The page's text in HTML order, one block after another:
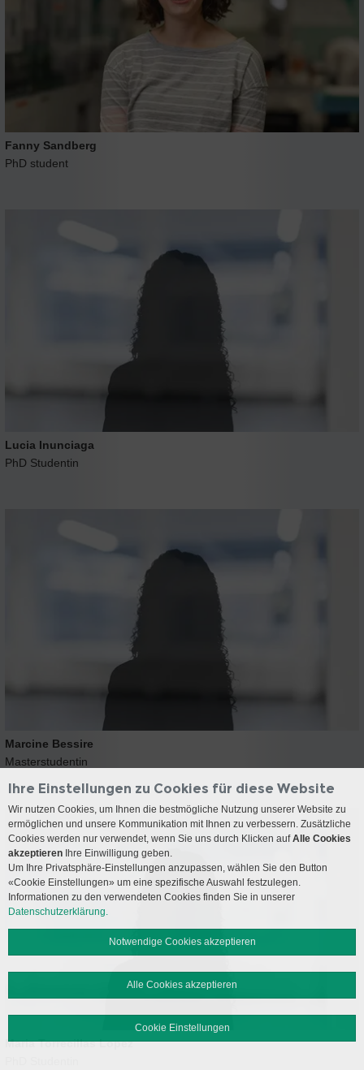
Fanny Sandberg
PhD student
Lucia Inunciaga
PhD Studentin
Marcine Bessire
Masterstudentin
Maria Torrecillas Lopez
Ihre Einstellungen zu Cookies für diese Website
Wir nutzen Cookies, um Ihnen die bestmögliche Nutzung unserer Website zu
ermöglichen und unsere Kommunikation mit Ihnen zu verbessern. Zusätzliche
Cookies werden nur verwendet, wenn Sie uns durch Klicken aufAlle Cookies
akzeptieren Ihre Einwilligung geben.
Um Ihre Privatsphäre-Einstellungen anzupassen, wählen Sie den Button
«Cookie Einstellungen» um eine spezifische Auswahl festzulegen.
Informationen zu den verwendeten Cookies finden Sie in unserer
Datenschutzerklärung.
Notwendige Cookies akzeptieren
Alle Cookies akzeptieren
Cookie Einstellungen